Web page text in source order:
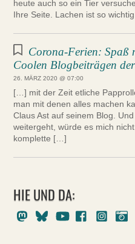
heute auch so ein Tier
Ihre Seite. Lachen ist so
Corona-Ferien: Spaß
Coolen Blogbeiträgen
26. MÄRZ 2020 @ 07:00
[…] mit der Zeit etliche
man mit denen alles machen
Claus Ast auf seinem Blog.
weitergeht, würde es mich
komplette […]
HIE UND DA:
MastodonBlueskyYoutubeFacebook